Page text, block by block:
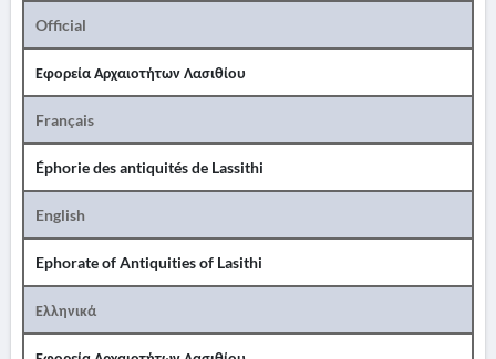
Official
Εφορεία Αρχαιοτήτων Λασιθίου
Français
Éphorie des antiquités de Lassithi
English
Ephorate of Antiquities of Lasithi
Ελληνικά